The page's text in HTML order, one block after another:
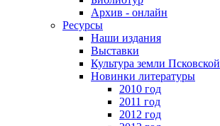
Архив - онлайн
Ресурсы
Наши издания
Выставки
Культура земли Псковской
Новинки литературы
2010 год
2011 год
2012 год